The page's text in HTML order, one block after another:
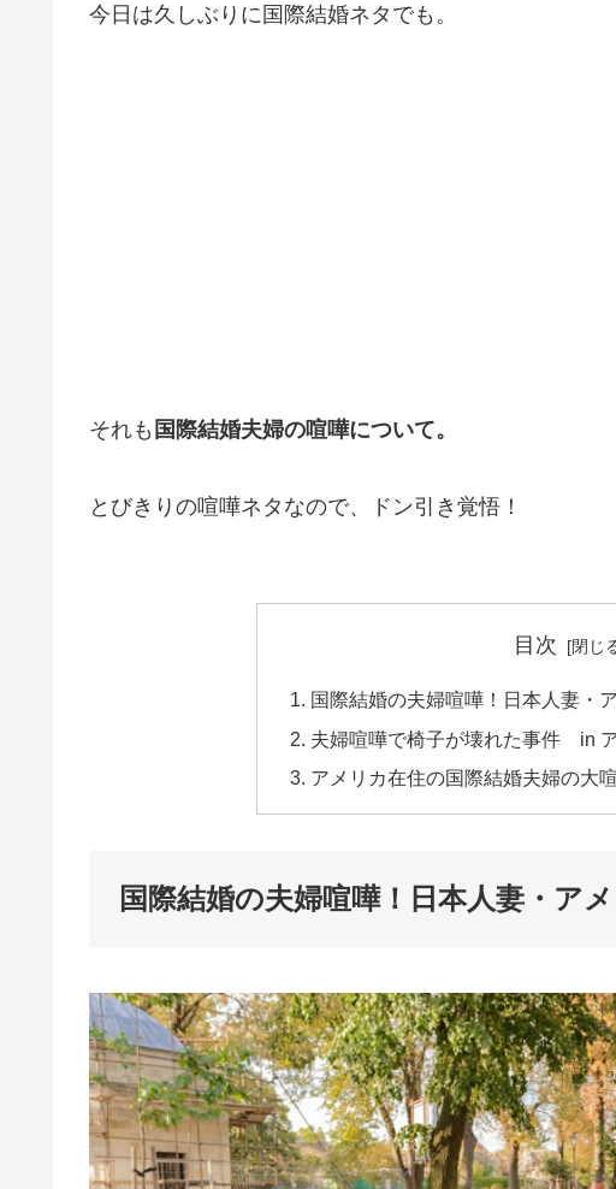
今日は久しぶりに国際結婚ネタでも。
それも 国際結婚夫婦の喧嘩について。
とびきりの喧嘩ネタなので、ドン引き覚悟！
目次
国際結婚の夫婦喧嘩！日本人妻・
夫婦喧嘩で椅子が壊れた事件 in
アメリカ在住の国際結婚夫婦の大
国際結婚の夫婦喧嘩！日本人妻・ア